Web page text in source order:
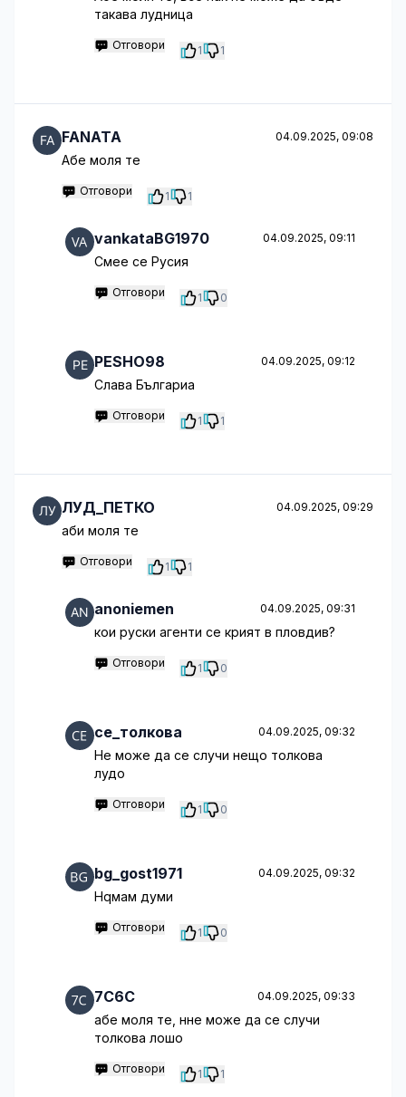
такава лудница
Отговори 1 1
FANATA 04.09.2025, 09:08
Абе моля те
Отговори 1 1
vankataBG1970 04.09.2025, 09:11
Смее се Русия
Отговори 1 0
PESHO98 04.09.2025, 09:12
Слава Българиа
Отговори 1 1
ЛУД_ПЕТКО 04.09.2025, 09:29
аби моля те
Отговори 1 1
anoniemen 04.09.2025, 09:31
кои руски агенти се крият в пловдив?
Отговори 1 0
се_толкова 04.09.2025, 09:32
Не може да се случи нещо толкова
лудо
Отговори 1 0
bg_gost1971 04.09.2025, 09:32
Нqмам думи
Отговори 1 0
7C6C 04.09.2025, 09:33
абе моля те, нне може да се случи
толкова лошо
Отговори 1 1